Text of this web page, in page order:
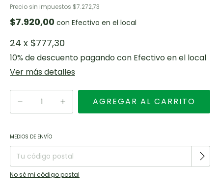
Precio sin impuestos $7.272,73
$7.920,00 con Efectivo en el local
24 x $777,30
10% de descuento pagando con Efectivo en el local
Ver más detalles
Entregas para el CP:
MEDIOS DE ENVÍO
No sé mi código postal